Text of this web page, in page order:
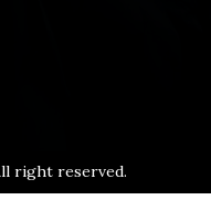
right reserved.